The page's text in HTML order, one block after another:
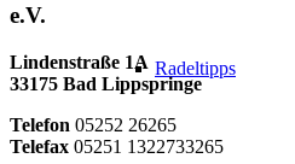
Radeltipps
e.V.
Lindenstraße 1A
33175 Bad Lippspringe
Telefon 05252 26265
Telefax 05251 1322733265